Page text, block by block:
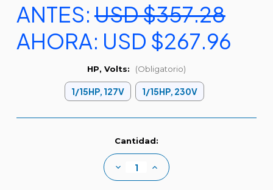
ANTES:USD $357.28
AHORA: USD $267.96
HP, Volts: (Obligatorio)
1/15HP, 127V 1/15HP, 230V
Cantidad:
Disminuir
cantidad
Aumentar
cantidad